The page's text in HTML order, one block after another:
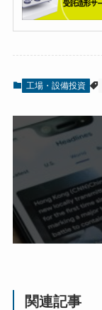
工場・設備投資
関連記事